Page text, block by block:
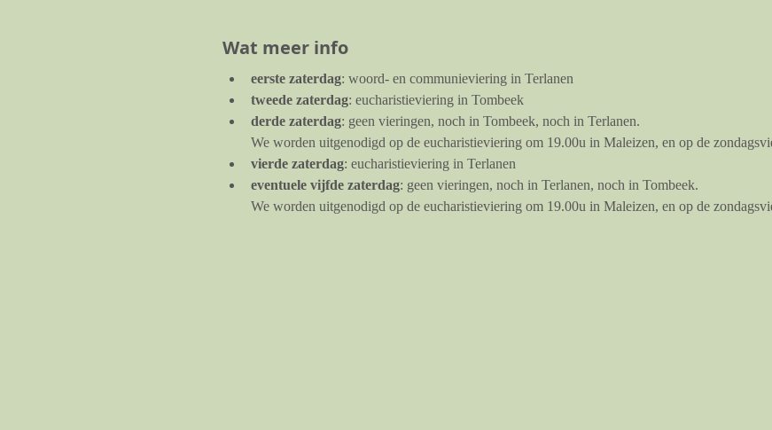
Wat meer info
eerste zaterdag: woord- en communieviering in Terlanen
tweede zaterdag: eucharistieviering in Tombeek
derde zaterdag: geen vieringen, noch in Tombeek, noch in Terlanen.
We worden uitgenodigd op de eucharistieviering om 19.00u in Maleizen, en op de
vierde zaterdag: eucharistieviering in Terlanen
eventuele vijfde zaterdag: geen vieringen, noch in Terlanen, noch in Tombeek.
We worden uitgenodigd op de eucharistieviering om 19.00u in Maleizen, en op de